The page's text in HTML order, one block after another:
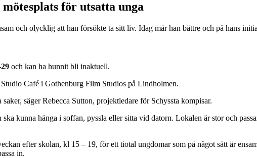
för utsatta unga
och olycklig att han försökte ta sitt liv. Idag mår han bättre och på hans
och kan ha hunnit bli inaktuell.
Café i Gothenburg Film Studios på Lindholmen.
säger Rebecca Sutton, projektledare för Schyssta kompisar.
kunna hänga i soffan, pyssla eller sitta vid datorn. Lokalen är stor och
efter skolan, kl 15 – 19, för ett tiotal ungdomar som på något sätt är
in.